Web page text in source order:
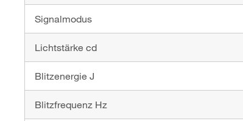
Signalmodus
Lichtstärke cd
Blitzenergie J
Blitzfrequenz Hz